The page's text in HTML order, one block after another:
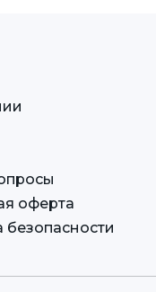
оферта
безопасности